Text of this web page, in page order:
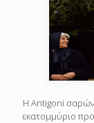
Η Antigoni
εκατομμύριο